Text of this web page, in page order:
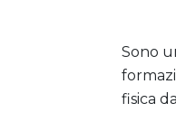
Sono
fisica